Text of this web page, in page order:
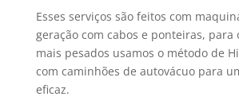
Esses serviços são feitos com
geração com cabos e ponteiras, para
mais pesados usamos o método de
com caminhões de autovácuo para
eficaz.